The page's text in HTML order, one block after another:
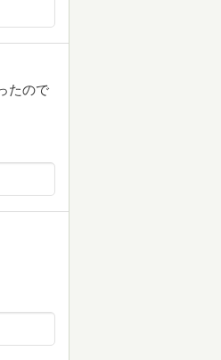
たので